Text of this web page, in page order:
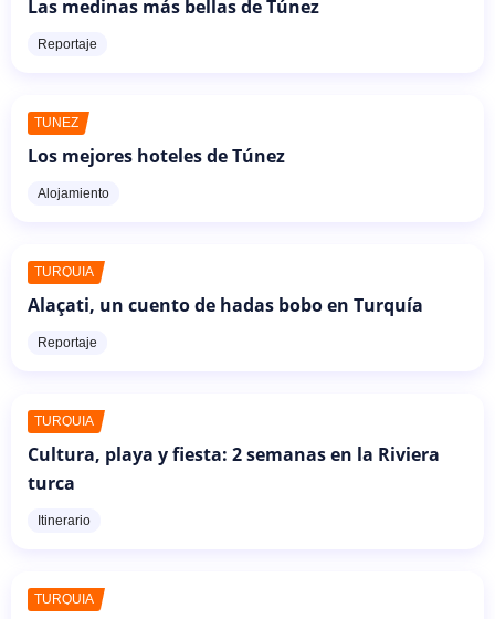
Las medinas más bellas de Túnez
Reportaje
TÚNEZ
Los mejores hoteles de Túnez
Alojamiento
TURQUÍA
Alaçati, un cuento de hadas bobo en Turquía
Reportaje
TURQUÍA
Cultura, playa y fiesta: 2 semanas en la Riviera
turca
Itinerario
TURQUÍA